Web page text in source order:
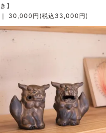
き】
｜ 30,000円(税込33,000円)